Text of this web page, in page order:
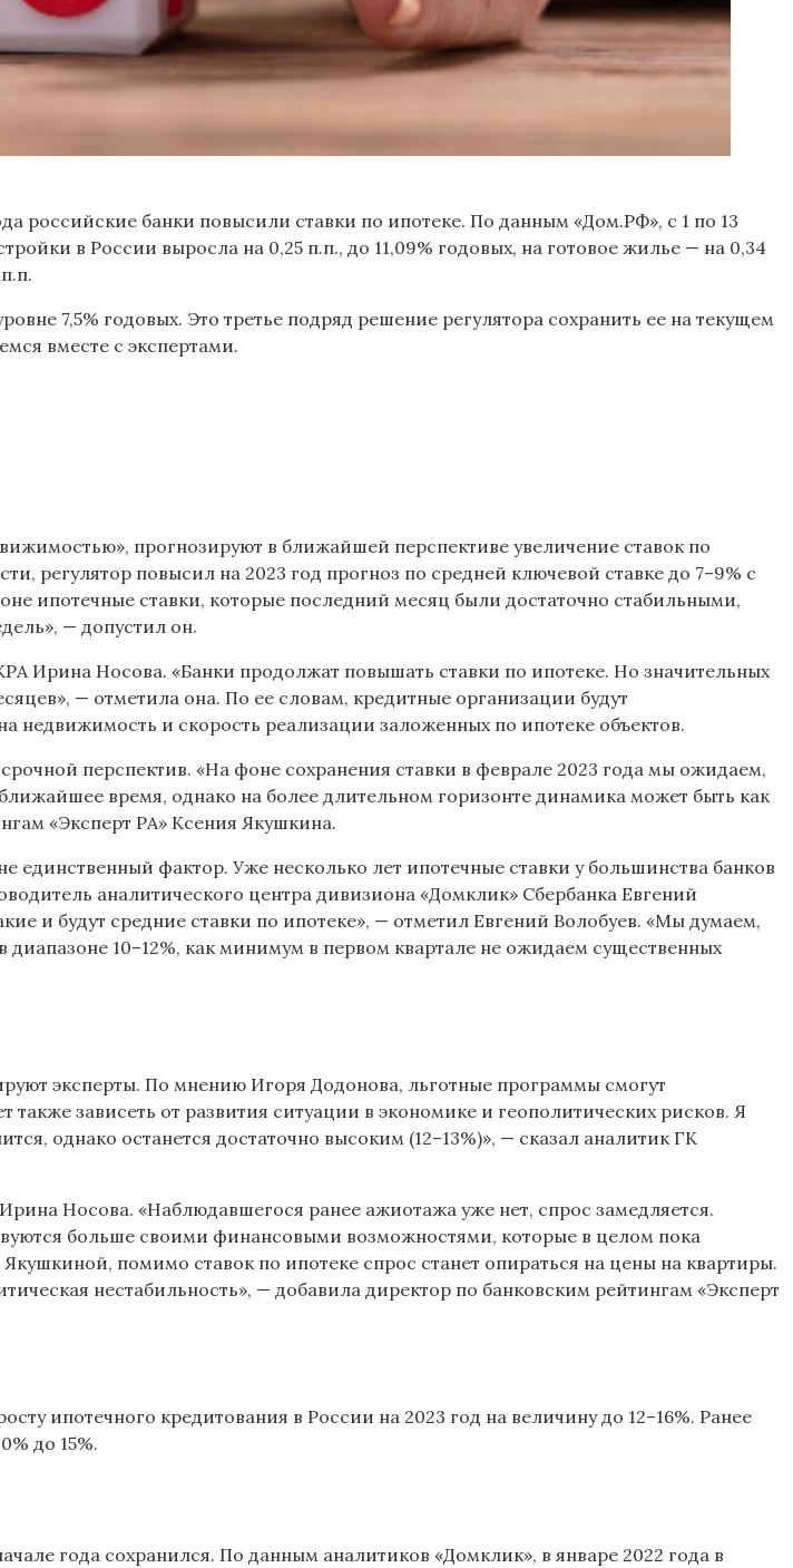
российские банки повысили ставки по ипотеке. По данным «Дом.РФ», с 1 по 13
в России выросла на 0,25 п.п., до 11,09% годовых, на готовое жилье — на 0,34
7,5% годовых. Это третье подряд решение регулятора сохранить ее на текущем
вместе с экспертами.
прогнозируют в ближайшей перспективе увеличение ставок по
регулятор повысил на 2023 год прогноз по средней ключевой ставке до 7–9% с
ипотечные ставки, которые последний месяц были достаточно стабильными,
— допустил он.
Ирина Носова. «Банки продолжат повышать ставки по ипотеке. Но значительных
— отметила она. По ее словам, кредитные организации будут
недвижимость и скорость реализации заложенных по ипотеке объектов.
перспектив. «На фоне сохранения ставки в феврале 2023 года мы ожидаем,
время, однако на более длительном горизонте динамика может быть как
«Эксперт РА» Ксения Якушкина.
единственный фактор. Уже несколько лет ипотечные ставки у большинства банков
аналитического центра дивизиона «Домклик» Сбербанка Евгений
и будут средние ставки по ипотеке», — отметил Евгений Волобуев. «Мы думаем,
10–12%, как минимум в первом квартале не ожидаем существенных
эксперты. По мнению Игоря Додонова, льготные программы смогут
зависеть от развития ситуации в экономике и геополитических рисков. Я
однако останется достаточно высоким (12–13%)», — сказал аналитик ГК
Носова. «Наблюдавшегося ранее ажиотажа уже нет, спрос замедляется.
больше своими финансовыми возможностями, которые в целом пока
помимо ставок по ипотеке спрос станет опираться на цены на квартиры.
нестабильность», — добавила директор по банковским рейтингам «Эксперт
ипотечного кредитования в России на 2023 год на величину до 12–16%. Ранее
до 15%.
года сохранился. По данным аналитиков «Домклик», в январе 2022 года в